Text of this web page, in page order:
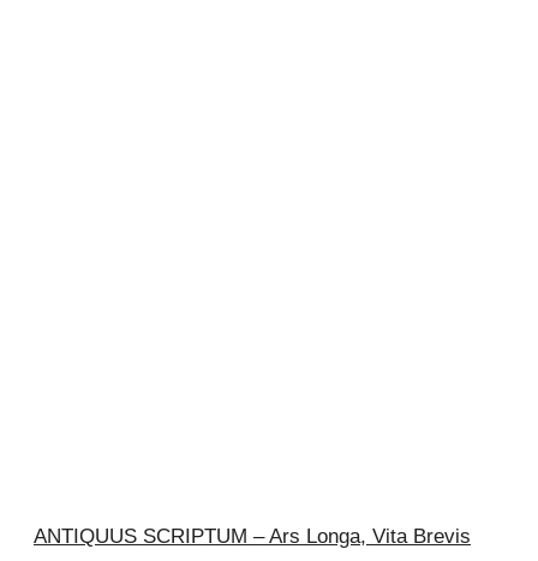
ANTIQUUS SCRIPTUM – Ars Longa, Vita Brevis